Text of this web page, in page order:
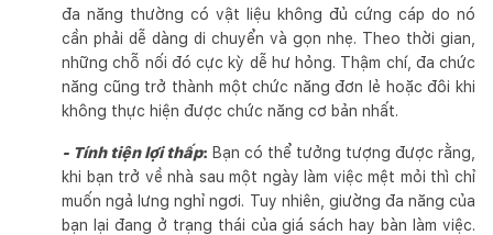
đa năng thường có vật liệu không đủ cứng cáp do nó
cần phải dễ dàng di chuyển và gọn nhẹ. Theo thời gian,
những chỗ nối đó cực kỳ dễ hư hỏng. Thậm chí, đa chức
năng cũng trở thành một chức năng đơn lẻ hoặc đôi khi
không thực hiện được chức năng cơ bản nhất.
- Tính tiện lợi thấp: Bạn có thể tưởng tượng được rằng,
khi bạn trở về nhà sau một ngày làm việc mệt mỏi thì chỉ
muốn ngả lưng nghỉ ngơi. Tuy nhiên, giường đa năng của
bạn lại đang ở trạng thái của giá sách hay bàn làm việc.